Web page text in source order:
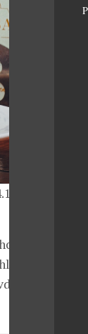
umu.